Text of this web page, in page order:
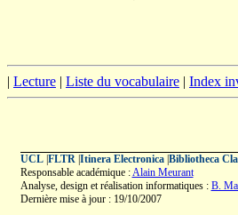
| Lecture | Liste du vocabulaire | Index
UCL| FLTR| Itinera Electronica| Bibliotheca
Responsable académique :Alain Meurant
Analyse, design et réalisation informatiques : B.
Dernière mise à jour : 19/10/2007